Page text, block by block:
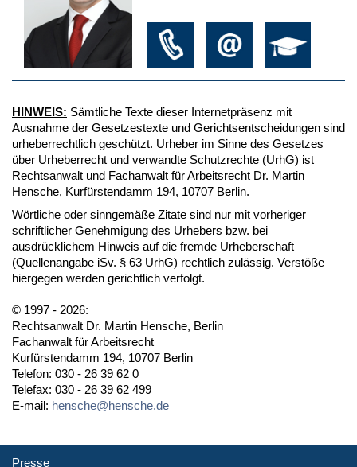
HINWEIS: Sämtliche Texte dieser Internetpräsenz mit
Ausnahme der Gesetzestexte und Gerichtsentscheidungen sind
urheberrechtlich geschützt. Urheber im Sinne des Gesetzes
über Urheberrecht und verwandte Schutzrechte (UrhG) ist
Rechtsanwalt und Fachanwalt für Arbeitsrecht Dr. Martin
Hensche, Kurfürstendamm 194, 10707 Berlin.
Wörtliche oder sinngemäße Zitate sind nur mit vorheriger
schriftlicher Genehmigung des Urhebers bzw. bei
ausdrücklichem Hinweis auf die fremde Urheberschaft
(Quellenangabe iSv. § 63 UrhG) rechtlich zulässig. Verstöße
hiergegen werden gerichtlich verfolgt.
© 1997 - 2026:
Rechtsanwalt Dr. Martin Hensche, Berlin
Fachanwalt für Arbeitsrecht
Kurfürstendamm 194, 10707 Berlin
Telefon: 030 - 26 39 62 0
Telefax: 030 - 26 39 62 499
E-mail: hensche@hensche.de
Presse